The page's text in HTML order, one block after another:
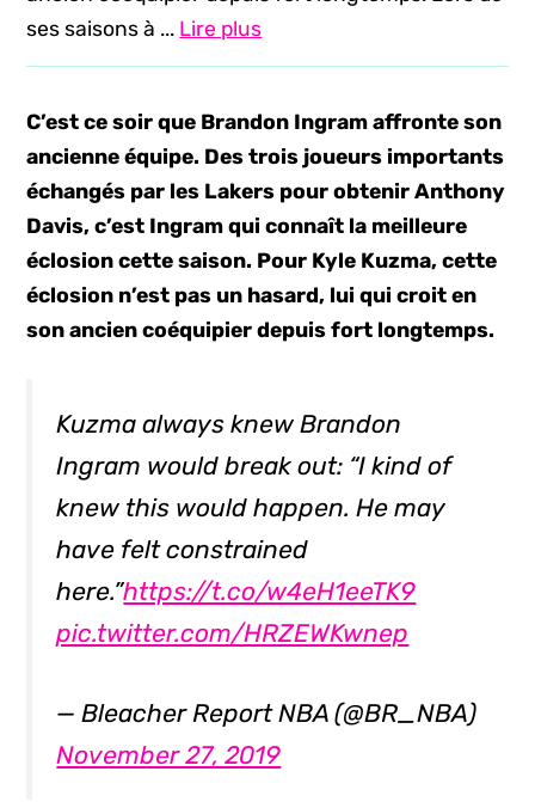
ses saisons à ... Lire plus
C’est ce soir que Brandon Ingram affronte son
ancienne équipe. Des trois joueurs importants
échangés par les Lakers pour obtenir Anthony
Davis, c’est Ingram qui connaît la meilleure
éclosion cette saison. Pour Kyle Kuzma, cette
éclosion n’est pas un hasard, lui qui croit en
son ancien coéquipier depuis fort longtemps.
Kuzma always knew Brandon
Ingram would break out: “I kind of
knew this would happen. He may
have felt constrained
here.”https://t.co/w4eH1eeTK9
pic.twitter.com/HRZEWKwnep
— Bleacher Report NBA (@BR_NBA)
November 27, 2019